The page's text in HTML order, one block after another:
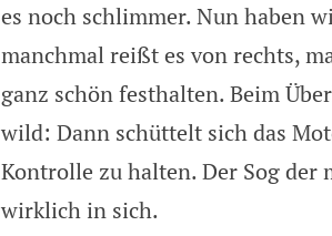
es noch schlimmer. Nun haben
manchmal reißt es von rechts,
ganz schön festhalten. Beim
wild: Dann schüttelt sich das
Kontrolle zu halten. Der Sog der
wirklich in sich.